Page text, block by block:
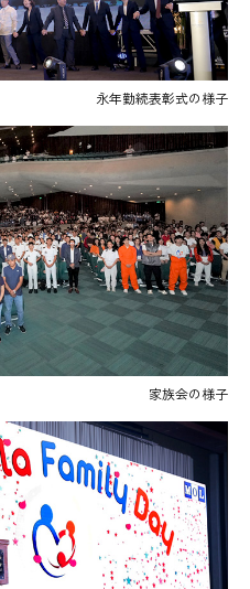
永年勤続表彰式の様子
家族会の様子